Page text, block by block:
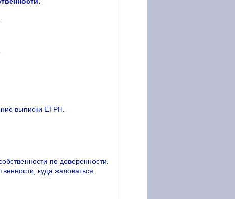
выписки ЕГРН.
по доверенности.
куда жаловаться.